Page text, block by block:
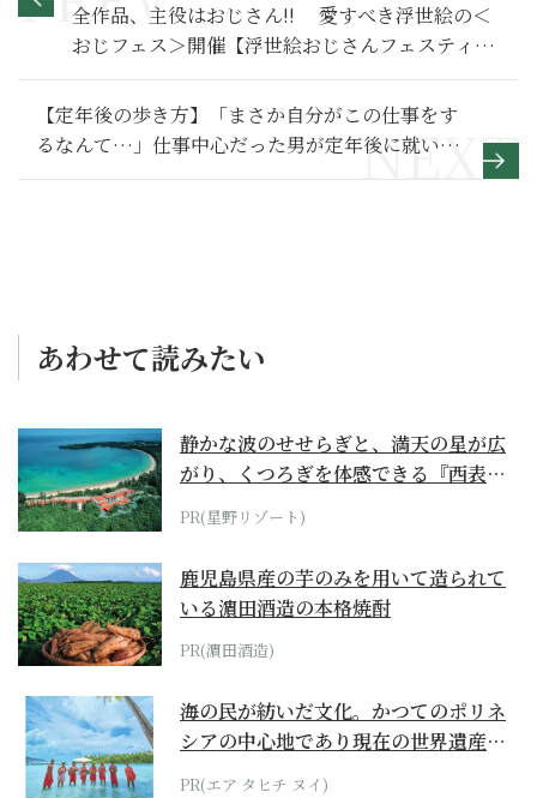
全作品、主役はおじさん!! 愛すべき浮世絵の＜
おじフェス＞開催【浮世絵おじさんフェスティバ
ル】
【定年後の歩き方】「まさか自分がこの仕事をす
るなんて…」仕事中心だった男が定年後に就いた
意外な職業～その２～
あわせて読みたい
静かな波のせせらぎと、満天の星が広
がり、くつろぎを体感できる『西表島
ホテル by...
PR(星野リゾート)
鹿児島県産の芋のみを用いて造られて
いる濵田酒造の本格焼酎
PR(濵田酒造)
海の民が紡いだ文化。かつてのポリネ
シアの中心地であり現在の世界遺産か
らみえてくる...
PR(エア タヒチ ヌイ)